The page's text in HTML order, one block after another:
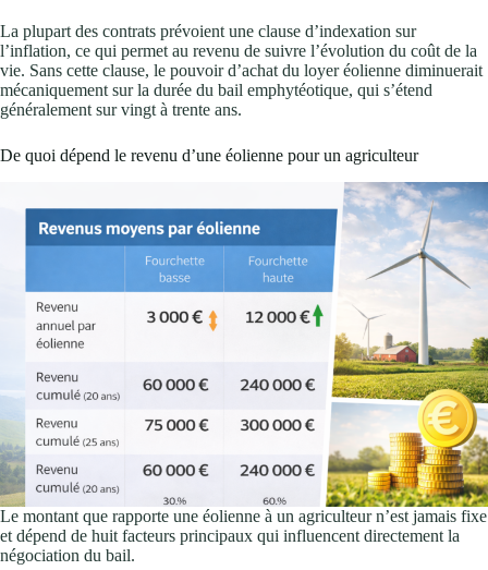
La plupart des contrats prévoient une clause d’indexation sur
l’inflation, ce qui permet au revenu de suivre l’évolution du coût de la
vie. Sans cette clause, le pouvoir d’achat du loyer éolienne diminuerait
mécaniquement sur la durée du bail emphytéotique, qui s’étend
généralement sur vingt à trente ans.
De quoi dépend le revenu d’une éolienne pour un agriculteur
Le montant que rapporte une éolienne à un agriculteur n’est jamais fixe
et dépend de huit facteurs principaux qui influencent directement la
négociation du bail.